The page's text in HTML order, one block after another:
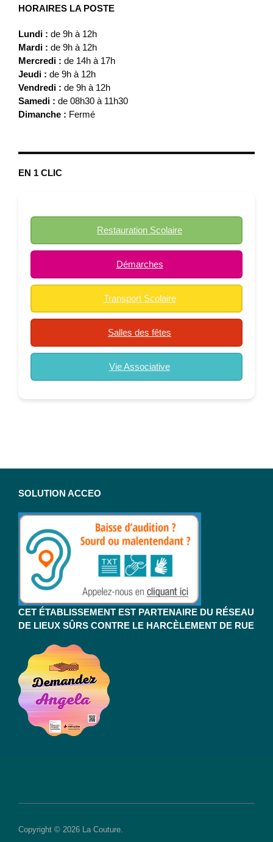
HORAIRES LA POSTE
Lundi : de 9h à 12h
Mardi : de 9h à 12h
Mercredi : de 14h à 17h
Jeudi : de 9h à 12h
Vendredi : de 9h à 12h
Samedi : de 08h30 à 11h30
Dimanche : Fermé
EN 1 CLIC
Restauration Scolaire
Démarches
Transport Scolaire
Salles des fêtes
Vie Associative
SOLUTION ACCEO
CET ÉTABLISSEMENT EST PARTENAIRE DU RÉSEAU
DE LIEUX SÛRS CONTRE LE HARCÈLEMENT DE RUE
Copyright © 2026 La Couture.